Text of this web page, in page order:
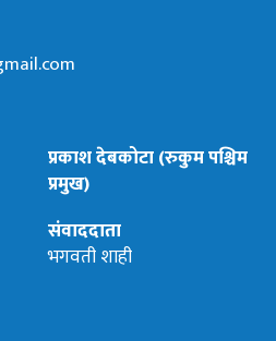
प्रकाश देबकोटा (रुकुम पश्चिम
प्रमुख)
संवाददाता
भगवती शाही